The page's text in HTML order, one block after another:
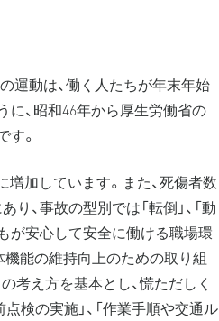
運動は、働く人たちが年末年始
に、昭和46年から厚生労働省の
。
加しています。また、死傷者数
、事故の型別では「転倒」、「動
が安心して安全に働ける職場環
能の維持向上のための取り組
考え方を基本とし、慌ただしく
検の実施」、「作業手順や交通ル